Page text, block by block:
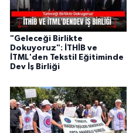
"Geleceği Birlikte
Dokuyoruz": İTHİB ve
İTML'den Tekstil Eğitiminde
Dev İş Birliği